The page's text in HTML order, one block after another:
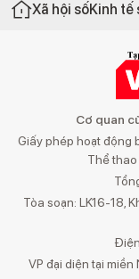
Xã hội sốKinh tế
Cơ quan
Giấy phép hoạt động
Thể
Tòa soạn: LK16-18,
VP đại diện tại miền